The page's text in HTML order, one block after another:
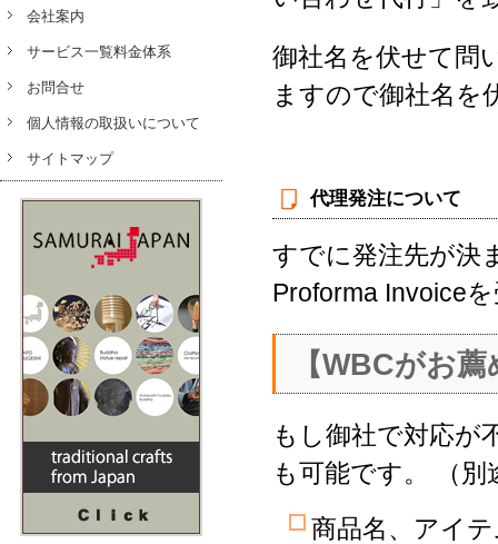
御社名を伏せて問
ますので御社名を
代理発注について
すでに発注先が決
Proforma Invoice
【WBCがお
もし御社で対応が
も可能です。 （
商品名、アイ
会社案内
サービス一覧料金体系
お問合せ
個人情報の取扱いについて
サイトマップ